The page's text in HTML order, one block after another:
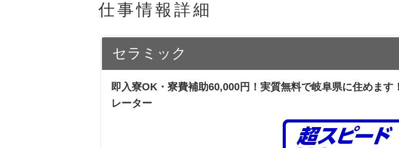
仕事情報詳細
セラミック
即入寮OK・寮費補助60,000円！実質無料で岐阜県に住めます
レーター